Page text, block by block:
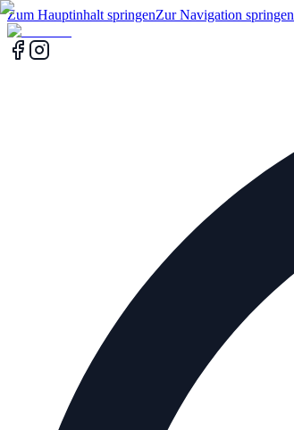
Zum Hauptinhalt springenZur Navigation springen